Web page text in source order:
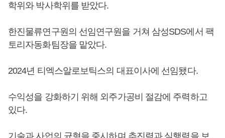
학위와 박사학위를 받았다.
한진물류연구원의 선임연구원을 거쳐 삼성SDS에서 팩
토리자동화팀장을 맡았다.
2024년 티엑스알로보틱스의 대표이사에 선임됐다.
수익성을 강화하기 위해 외주가공비 절감에 주력하고
있다.
기술과 사업의 균형을 중시하며 추진력과 실행력을 보